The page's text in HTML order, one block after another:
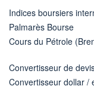
Indices boursiers
Palmarès Bourse
Cours du Pétrole
Convertisseur de
Convertisseur dollar /